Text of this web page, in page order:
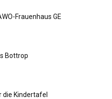
Frauenhaus GE
Bottrop
die Kindertafel